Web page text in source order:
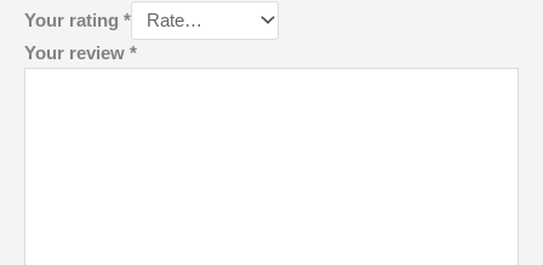
Your rating *
Your review *